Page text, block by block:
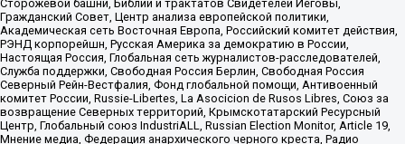
Сторожевой башни, Библии и трактатов Свидетелей Иеговы,
Гражданский Совет, Центр анализа европейской политики,
Академическая сеть Восточная Европа, Российский комитет действия,
РЭНД корпорейшн, Русская Америка за демократию в России,
Настоящая Россия, Глобальная сеть журналистов-расследователей,
Служба поддержки, Свободная Россия Берлин, Свободная Россия
Северный Рейн-Вестфалия, Фонд глобальной помощи, Антивоенный
комитет России, Russie-Libertes, La Asocicion de Rusos Libres, Союз за
возвращение Северных территорий, Крымскотатарский Ресурсный
Центр, Глобальный союз IndustriALL, Russian Election Monitor, Article 19,
Мнение медиа, Федерация анархического черного креста, Радио